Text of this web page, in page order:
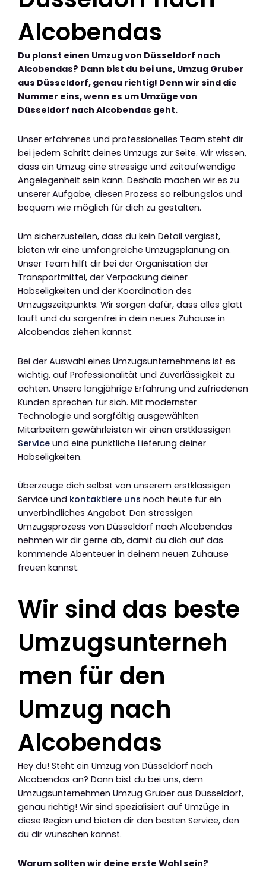
Alcobendas
Du planst einen Umzug von Düsseldorf nach
Alcobendas? Dann bist du bei uns, Umzug Gruber
aus Düsseldorf, genau richtig! Denn wir sind die
Nummer eins, wenn es um Umzüge von
Düsseldorf nach Alcobendas geht.
Unser erfahrenes und professionelles Team steht dir
bei jedem Schritt deines Umzugs zur Seite. Wir wissen,
dass ein Umzug eine stressige und zeitaufwendige
Angelegenheit sein kann. Deshalb machen wir es zu
unserer Aufgabe, diesen Prozess so reibungslos und
bequem wie möglich für dich zu gestalten.
Um sicherzustellen, dass du kein Detail vergisst,
bieten wir eine umfangreiche Umzugsplanung an.
Unser Team hilft dir bei der Organisation der
Transportmittel, der Verpackung deiner
Habseligkeiten und der Koordination des
Umzugszeitpunkts. Wir sorgen dafür, dass alles glatt
läuft und du sorgenfrei in dein neues Zuhause in
Alcobendas ziehen kannst.
Bei der Auswahl eines Umzugsunternehmens ist es
wichtig, auf Professionalität und Zuverlässigkeit zu
achten. Unsere langjährige Erfahrung und zufriedenen
Kunden sprechen für sich. Mit modernster
Technologie und sorgfältig ausgewählten
Mitarbeitern gewährleisten wir einen erstklassigen
Service und eine pünktliche Lieferung deiner
Habseligkeiten.
Überzeuge dich selbst von unserem erstklassigen
Service und kontaktiere uns noch heute für ein
unverbindliches Angebot. Den stressigen
Umzugsprozess von Düsseldorf nach Alcobendas
nehmen wir dir gerne ab, damit du dich auf das
kommende Abenteuer in deinem neuen Zuhause
freuen kannst.
Wir sind das beste
Umzugsunterneh
men für den
Umzug nach
Alcobendas
Hey du! Steht ein Umzug von Düsseldorf nach
Alcobendas an? Dann bist du bei uns, dem
Umzugsunternehmen Umzug Gruber aus Düsseldorf,
genau richtig! Wir sind spezialisiert auf Umzüge in
diese Region und bieten dir den besten Service, den
du dir wünschen kannst.
Warum sollten wir deine erste Wahl sein?